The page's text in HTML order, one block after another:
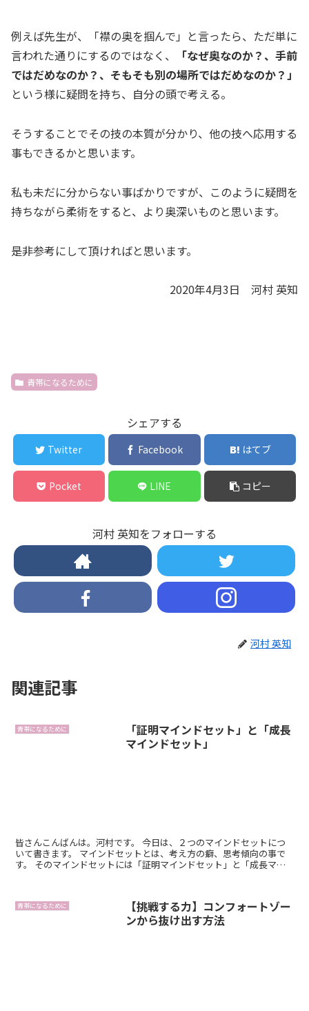
例えば先生が、「襟の奥を掴んで」と言ったら、ただ単に
言われた通りにするのではなく、
「なぜ奥なのか？、手前
ではだめなのか？、そもそも別の場所ではだめなのか？」
という様に疑問を持ち、自分の頭で考える。
そうすることでその技の本質が分かり、他の技へ応用する
事もできるかと思います。
私も未だに分からない事ばかりですが、このように疑問を
持ちながら柔術をすると、より奥深いものと思います。
是非参考にして頂ければと思います。
2020年4月3日 河村 英知
青帯になるために
シェアする
Twitter Facebook はてブ
Pocket LINE コピー
河村 英知をフォローする
河村 英知
関連記事
青帯になるために
「証明マインドセット」と「成長
マインドセット」
皆さんこんばんは。河村です。 今日は、２つのマインドセットにつ
いて書きます。 マインドセットとは、考え方の癖、思考傾向の事で
す。 そのマインドセットには「証明マインドセット」と「成長マイ
青帯になるために
【挑戦する力】コンフォートゾー
ンから抜け出す方法